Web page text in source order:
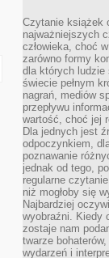
Czytanie książek
najważniejszych
człowieka, choć
zarówno formy
dla których
świecie pełnym
nagrań, mediów
przepływu
wartość, choć jej
Dla jednych jest
odpoczynkiem,
poznawanie
jednak od tego,
regularne
niż mogłoby się
Najbardziej
wyobraźni. Kiedy
zostaje nam
twarze
wydarzeń i